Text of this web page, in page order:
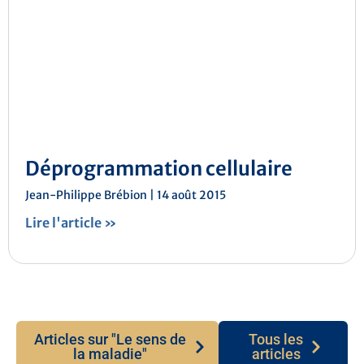
Déprogrammation cellulaire
Jean-Philippe Brébion 14 août 2015
Lire l'article »
Articles sur "Le sens de
la maladie"
Tous les
articles